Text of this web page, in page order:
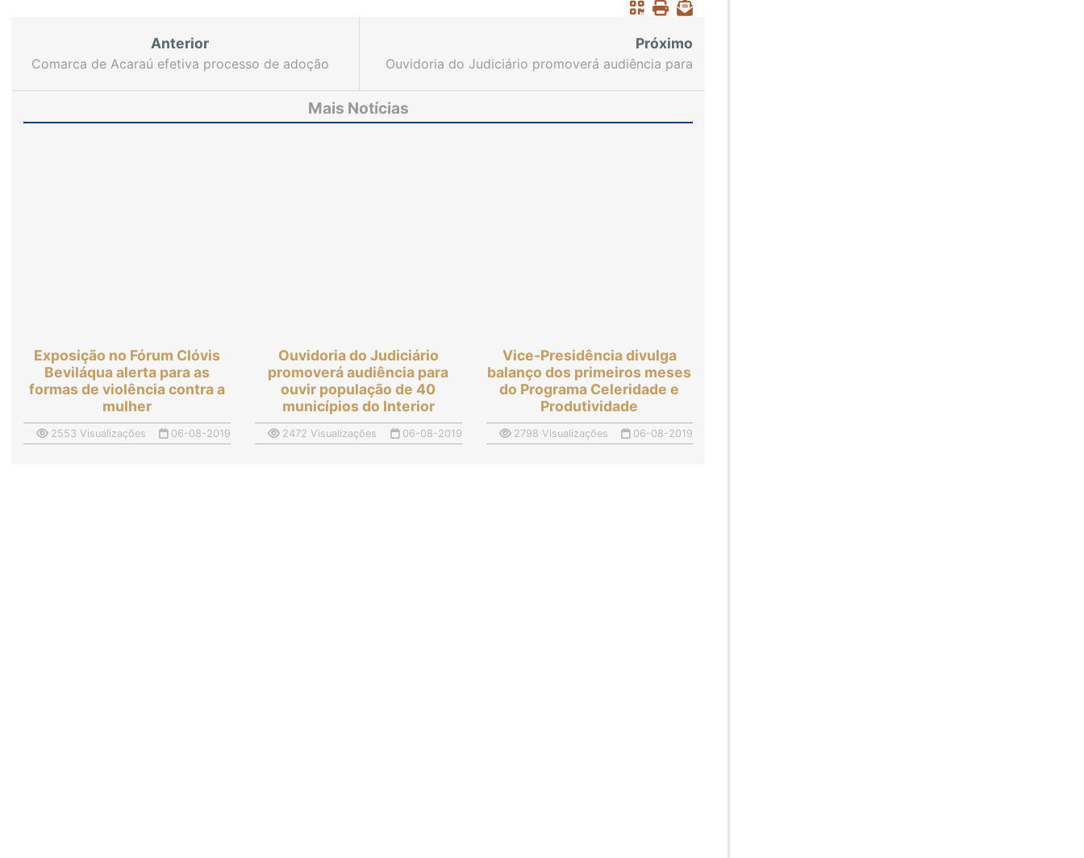
Anterior
Comarca de Acaraú efetiva processo de adoção
Próximo
Ouvidoria do Judiciário promoverá audiência para
Mais Notícias
Exposição no Fórum Clóvis
Beviláqua alerta para as
formas de violência contra a
mulher
2553 Visualizações 06-08-2019
Ouvidoria do Judiciário
promoverá audiência para
ouvir população de 40
municípios do Interior
2472 Visualizações 06-08-2019
Vice-Presidência divulga
balanço dos primeiros meses
do Programa Celeridade e
Produtividade
2798 Visualizações 06-08-2019